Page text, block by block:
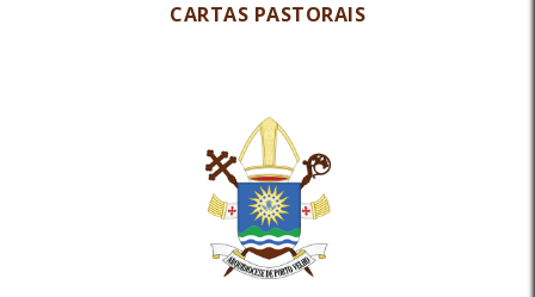
CARTAS PASTORAIS